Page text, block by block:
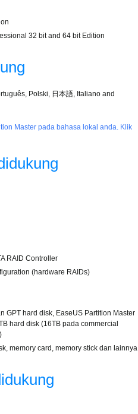
32 bit and 64 bit Edition
Polski, 日本語, Italiano and
Master pada bahasa lokal anda. Klik
RAID Controller
(hardware RAIDs)
GPT hard disk, EaseUS Partition Master
hard disk (16TB pada commercial
memory card, memory stick dan lainnya